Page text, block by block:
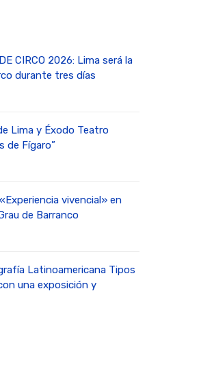
CIRCO 2026: Lima será la
durante tres días
Lima y Éxodo Teatro
de Fígaro”
vivencial» en
de Barranco
Latinoamericana Tipos
una exposición y